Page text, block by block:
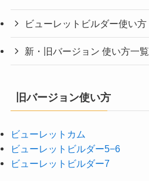
ビューレットビルダー使い方
新・旧バージョン 使い方一覧
旧バージョン使い方
ビューレットカム
ビューレットビルダー5−6
ビューレットビルダー7